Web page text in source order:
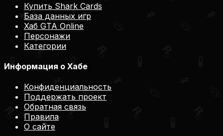
Купить Shark Cards
База данных игр
Хаб GTA Online
Персонажи
Категории
Информация о Хабе
Конфиденциальность
Поддержать проект
Обратная связь
Правила
О сайте